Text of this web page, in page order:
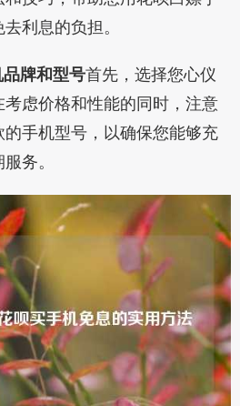
利息的负担。
牌和型号首先，选择您心仪
虑价格和性能的同时，注意
手机型号，以确保您能够充
务。